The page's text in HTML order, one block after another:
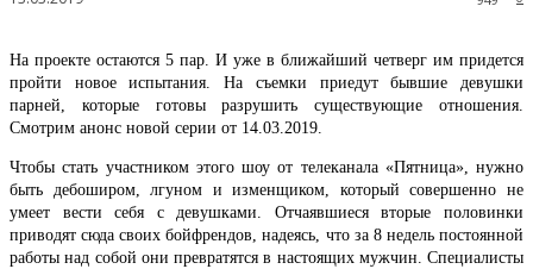
На проекте остаются 5 пар. И уже в ближайший четверг им придется
пройти новое испытания. На съемки приедут бывшие девушки
парней, которые готовы разрушить существующие отношения.
Смотрим анонс новой серии от 14.03.2019.
Чтобы стать участником этого шоу от телеканала «Пятница», нужно
быть дебоширом, лгуном и изменщиком, который совершенно не
умеет вести себя с девушками. Отчаявшиеся вторые половинки
приводят сюда своих бойфрендов, надеясь, что за 8 недель постоянной
работы над собой они превратятся в настоящих мужчин. Специалисты